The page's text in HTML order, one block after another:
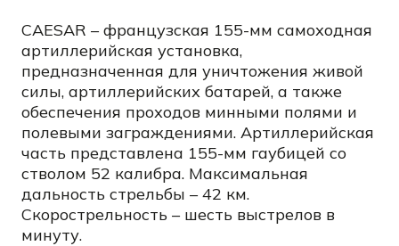
CAESAR – французская 155-мм самоходная
артиллерийская установка,
предназначенная для уничтожения живой
силы, артиллерийских батарей, а также
обеспечения проходов минными полями и
полевыми заграждениями. Артиллерийская
часть представлена 155-мм гаубицей со
стволом 52 калибра. Максимальная
дальность стрельбы – 42 км.
Скорострельность – шесть выстрелов в
минуту.